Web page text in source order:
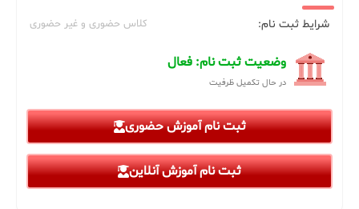
شرایط ثبت نام: کلاس حضوری و غیر حضوری
وضعیت ثبت نام: فعال
در حال تکمیل ظرفیت
ثبت نام آموزش حضوری
ثبت نام آموزش آنلاین